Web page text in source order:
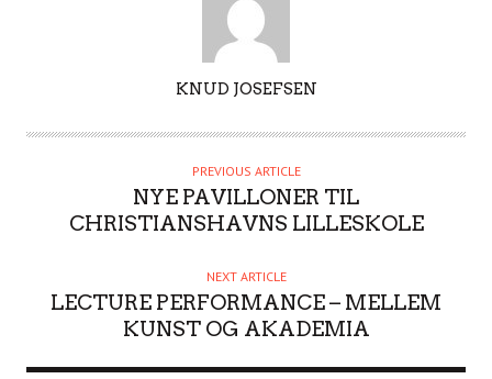
T
KNUD JOSEFSEN
PREVIOUS ARTICLE
NYE PAVILLONER TIL
CHRISTIANSHAVNS LILLESKOLE
NEXT ARTICLE
LECTURE PERFORMANCE – MELLEM
KUNST OG AKADEMIA